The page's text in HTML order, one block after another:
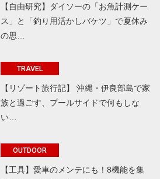
【自由研究】ダイソーの「お魚計測ケー
ス」と「釣り用活かしバケツ」で夏休み
の思…
TRAVEL
【リゾート旅行記】 沖縄・伊良部島で家
族と過ごす、プールサイドで何もしな
い…
OUTDOOR
【工具】愛車のメンテにも！8機能を集